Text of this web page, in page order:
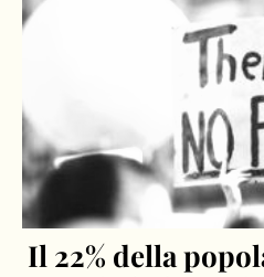
Il 22% della